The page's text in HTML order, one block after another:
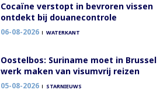
Cocaïne verstopt in bevroren vissen
ontdekt bij douanecontrole
06-08-2026 WATERKANT
Oostelbos: Suriname moet in Brussel
werk maken van visumvrij reizen
05-08-2026 STARNIEUWS